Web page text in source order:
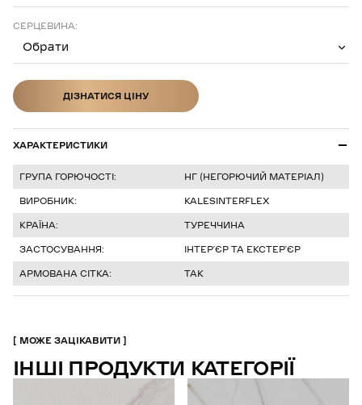
СЕРЦЕВИНА:
Обрати
ДІЗНАТИСЯ ЦІНУ
ХАРАКТЕРИСТИКИ
ГРУПА ГОРЮЧОСТІ:
НГ (НЕГОРЮЧИЙ МАТЕРІАЛ)
ВИРОБНИК:
KALESINTERFLEX
КРАЇНА:
ТУРЕЧЧИНА
ЗАСТОСУВАННЯ:
ІНТЕРʼЄР ТА ЕКСТЕРʼЄР
АРМОВАНА СІТКА:
ТАК
МОЖЕ ЗАЦІКАВИТИ
ІНШІ ПРОДУКТИ КАТЕГОРІЇ